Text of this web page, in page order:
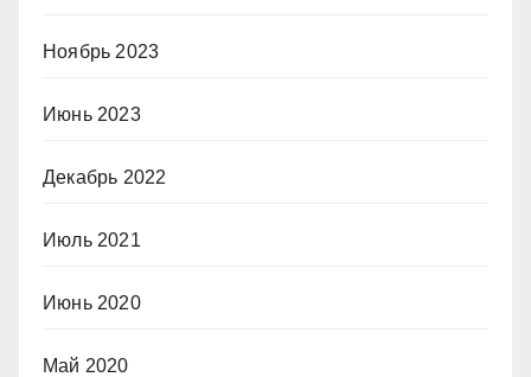
Ноябрь 2023
Июнь 2023
Декабрь 2022
Июль 2021
Июнь 2020
Май 2020